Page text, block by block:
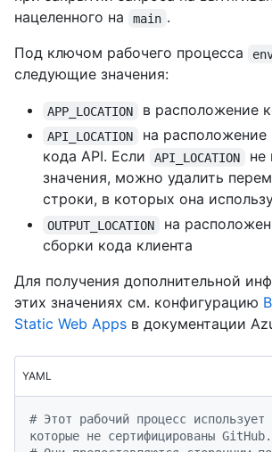
нацеленного на
main .
Под ключом рабочего процесса
следующие значения:
APP_LOCATION в расположение
API_LOCATION
на расположение
кода API. Если
API_LOCATION
не
значения, можно удалить
строки, в которых она
OUTPUT_LOCATION
на
сборки кода клиента
Для получения дополнительной
этих значениях см. конфигурацию
Static Web Apps в документации
YAML
# Этот рабочий процесс использует
которые не сертифицированы GitHub.